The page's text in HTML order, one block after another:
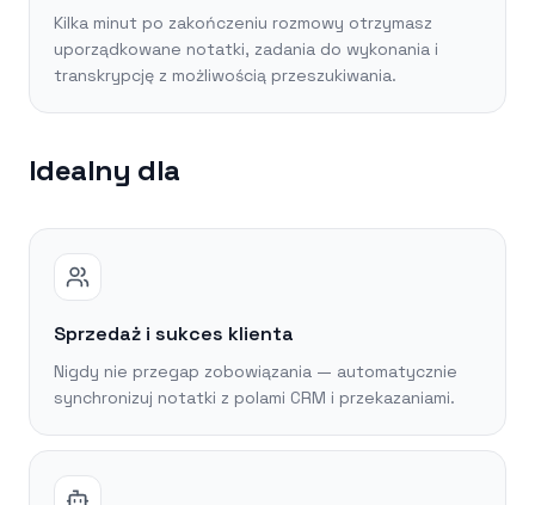
Kilka minut po zakończeniu rozmowy otrzymasz
uporządkowane notatki, zadania do wykonania i
transkrypcję z możliwością przeszukiwania.
Idealny dla
Sprzedaż i sukces klienta
Nigdy nie przegap zobowiązania — automatycznie
synchronizuj notatki z polami CRM i przekazaniami.